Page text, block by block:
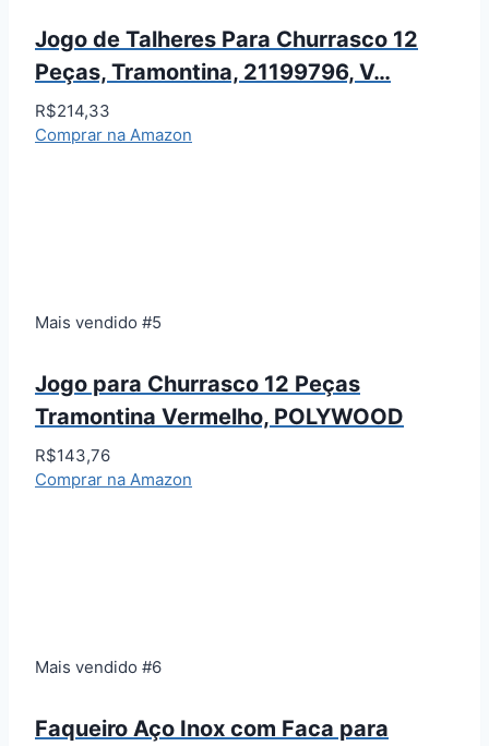
Jogo de Talheres Para Churrasco 12
Peças, Tramontina, 21199796, V…
R$214,33
Comprar na Amazon
Mais vendido #5
Jogo para Churrasco 12 Peças
Tramontina Vermelho, POLYWOOD
R$143,76
Comprar na Amazon
Mais vendido #6
Faqueiro Aço Inox com Faca para